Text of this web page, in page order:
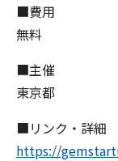
■費用
無料
■主催
東京都
■リンク・詳細
https://